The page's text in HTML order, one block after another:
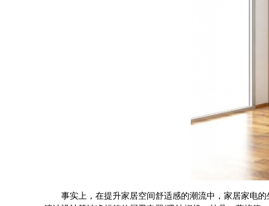
事实上，在提升家居空间舒适感的潮流中，家居家电的